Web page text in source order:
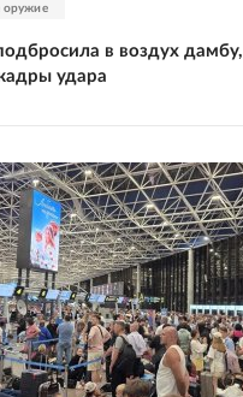
оружие
в воздух дамбу,
удара